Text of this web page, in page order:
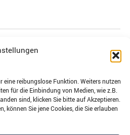
eine reibungslose Funktion. Weiters nutzen
für die Einbindung von Medien, wie z.B.
sind, klicken Sie bitte auf Akzeptieren.
können Sie jene Cookies, die Sie erlauben
abonnieren